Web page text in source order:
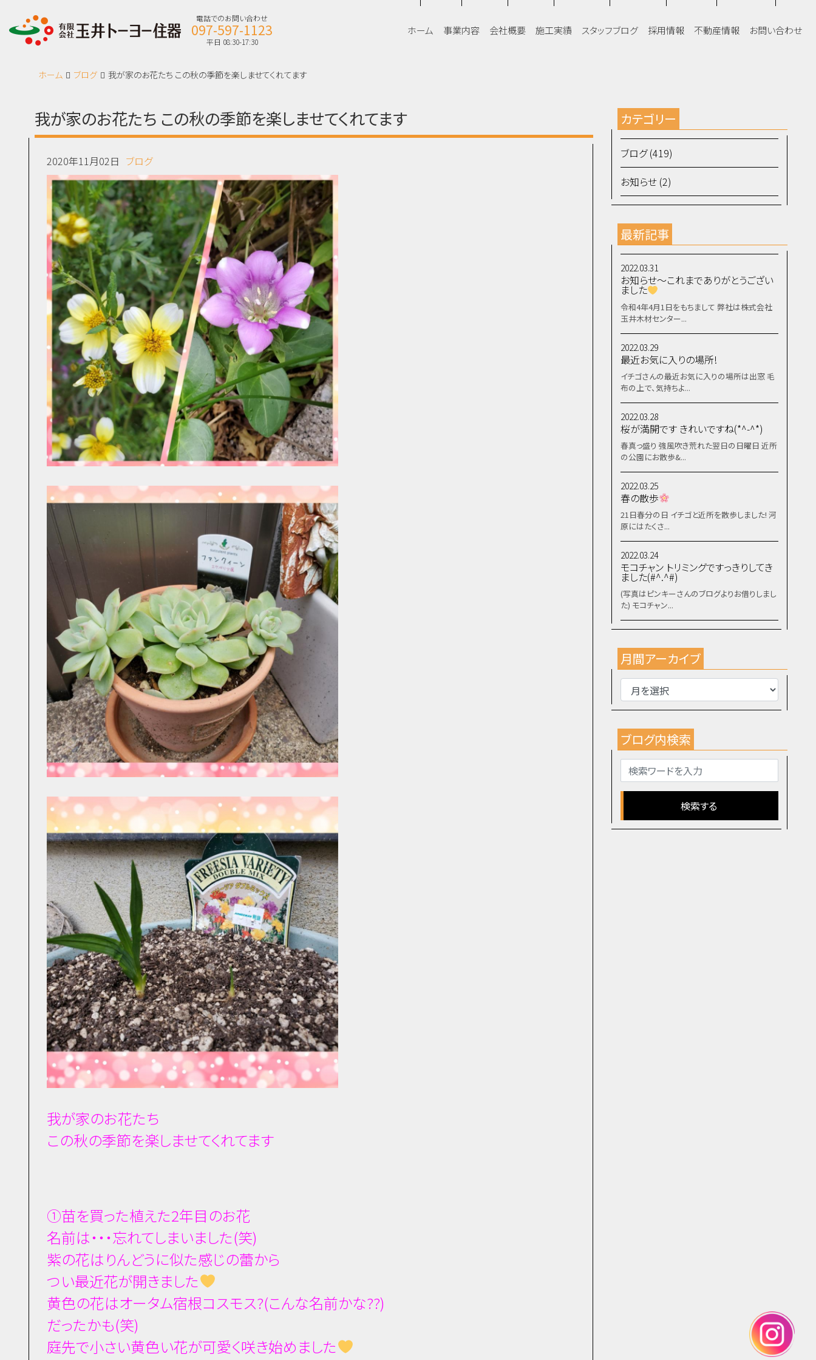
電話でのお問い合わせ
097-597-1123
平日 08:30-17:30
ホーム 事業内容 会社概要 施工実績 スタッフブログ 採用情報 不動産情報 お問い合わせ
ホーム ブログ 我が家のお花たち この秋の季節を楽しませてくれてます
我が家のお花たち この秋の季節を楽しませてくれてます
2020年11月02日 ブログ
我が家のお花たち
この秋の季節を楽しませてくれてます
①苗を買った植えた2年目のお花
名前は・・・忘れてしまいました(笑)
紫の花はりんどうに似た感じの蕾から
つい最近花が開きました
黄色の花はオータム宿根コスモス?(こんな名前かな??)
だったかも(笑)
庭先で小さい黄色い花が可愛く咲き始めました
カテゴリー
ブログ (419)
お知らせ (2)
最新記事
2022.03.31
お知らせ～これまでありがとうござい
ました
令和4年4月1日をもちまして 弊社は株式会社
玉井木材センター...
2022.03.29
最近お気に入りの場所!
イチゴさんの最近お気に入りの場所は出窓 毛
布の上で、気持ちよ...
2022.03.28
桜が満開です きれいですね(*^-^*)
春真っ盛り 強風吹き荒れた翌日の日曜日 近所
の公園にお散歩&...
2022.03.25
春の散歩
21日春分の日 イチゴと近所を散歩しました! 河
原にはたくさ...
2022.03.24
モコチャン トリミングですっきりしてき
ました(#^.^#)
(写真はピンキーさんのブログよりお借りしまし
た) モコチャン...
月間アーカイブ
ブログ内検索